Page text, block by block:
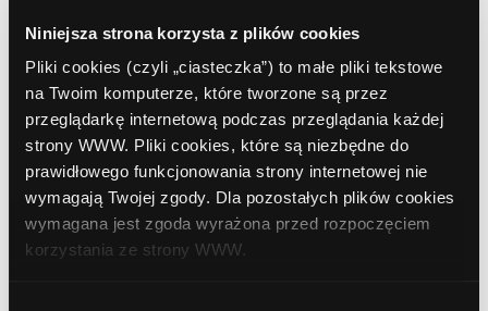
Niniejsza strona korzysta z plików cookies
Pliki cookies (czyli „ciasteczka”) to małe pliki tekstowe
na Twoim komputerze, które tworzone są przez
przeglądarkę internetową podczas przeglądania każdej
strony WWW. Pliki cookies, które są niezbędne do
prawidłowego funkcjonowania strony internetowej nie
wymagają Twojej zgody. Dla pozostałych plików cookies
wymagana jest zgoda wyrażona przed rozpoczęciem
korzystania ze strony WWW.
Turyńska 100 (Zakłady "Fiat Auto Poland")
Euronet , Tychy, Kurpińskiego 12 (Punkt Usług
Finansowych)
Euronet, Tychy, Al. Jana Pawła II 11 (Dom
Towarowy "U Barona")